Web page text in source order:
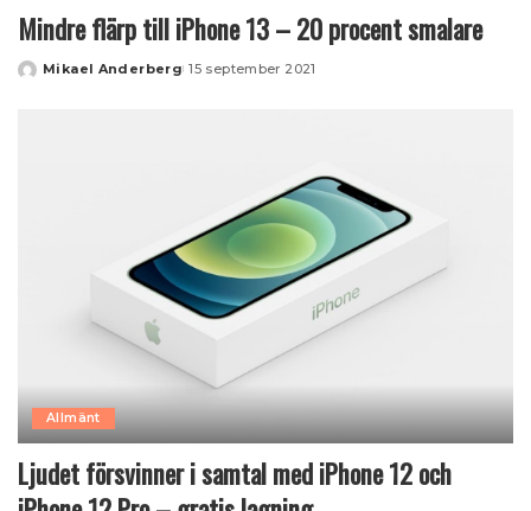
Mindre flärp till iPhone 13 – 20 procent smalare
Posted
Mikael Anderberg 15 september 2021
Allmänt
Ljudet försvinner i samtal med iPhone 12 och